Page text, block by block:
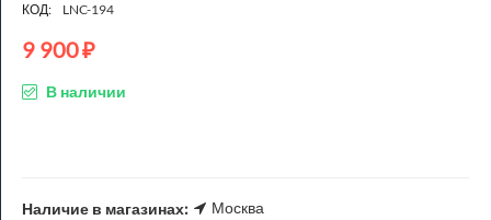
КОД: LNC-194
9 900₽
В наличии
Наличие в магазинах: Москва